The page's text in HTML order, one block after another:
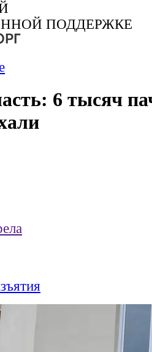
ПОДДЕРЖКЕ
6 тысяч